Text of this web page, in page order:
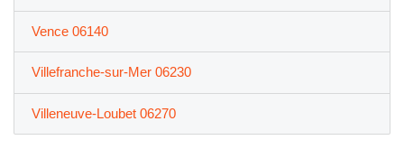
Vence 06140
Villefranche-sur-Mer 06230
Villeneuve-Loubet 06270